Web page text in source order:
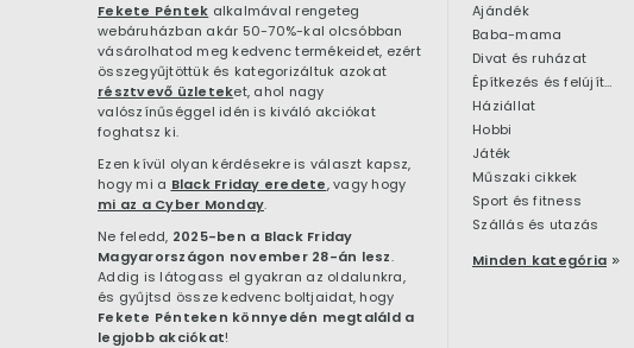
Fekete Péntek alkalmával rengeteg
webáruházban akár 50-70%-kal olcsóbban
vásárolhatod meg kedvenc termékeidet, ezért
összegyűjtöttük és kategorizáltuk azokat
résztvevő üzleteket, ahol nagy
valószínűséggel idén is kiváló akciókat
foghatsz ki.
Ezen kívül olyan kérdésekre is választ kapsz,
hogy mi a Black Friday eredete, vagy hogy
mi az a Cyber Monday.
Ne feledd, 2025-ben a Black Friday
Magyarországon november 28-án lesz.
Addig is látogass el gyakran az oldalunkra,
és gyűjtsd össze kedvenc boltjaidat, hogy
Fekete Pénteken könnyedén megtaláld a
legjobb akciókat!
Ajándék
Baba-mama
Divat és ruházat
Építkezés és felújítás
Háziállat
Hobbi
Játék
Műszaki cikkek
Sport és fitness
Szállás és utazás
Minden kategória